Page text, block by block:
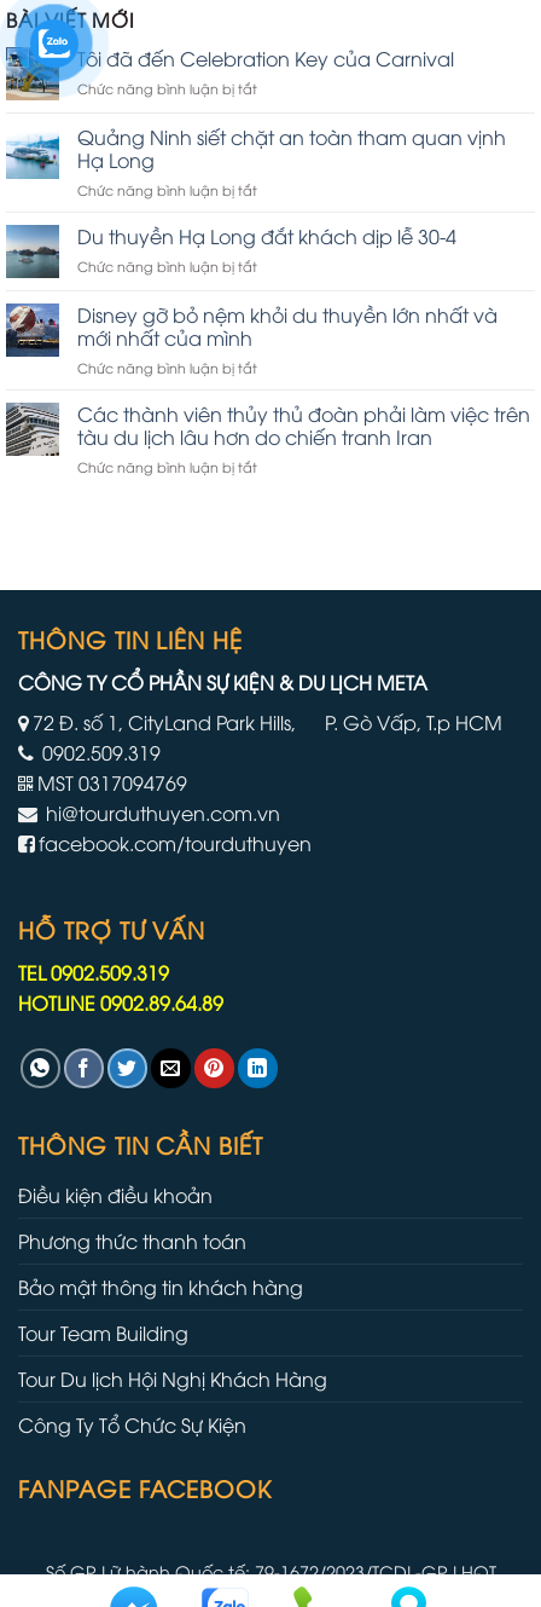
1.00
5
sao
BÀI VIẾT MỚI
Tôi đã đến Celebration Key của Carnival
Chức năng bình luận bị tắtở
đã
đến
Key
Carnival
Quảng Ninh siết chặt an toàn tham quan vịnh
Hạ Long
Chức năng bình luận bị tắtở
Ninh
siết
chặt
toàn
vịnh
Long
Du thuyền Hạ Long đắt khách dịp lễ 30-4
Chức năng bình luận bị tắtở
thuyền
Hạ
đắt
dịp
lễ
30-
4
Disney gỡ bỏ nệm khỏi du thuyền lớn nhất và
mới nhất của mình
Chức năng bình luận bị tắtở
bỏ
nệm
khỏi
mới
Các thành viên thủy thủ đoàn phải làm việc trên
tàu du lịch lâu hơn do chiến tranh Iran
Chức năng bình luận bị tắtở
đoàn
trên
tàu
lịch
chiến
Iran
THÔNG TIN LIÊN HỆ
CÔNG TY CỔ PHẦN SỰ KIỆN & DU LỊCH META
72 Đ. số 1, CityLand Park Hills, P. Gò Vấp, T.p HCM
0902.509.319
MST 0317094769
hi@tourduthuyen.com.vn
facebook.com/tourduthuyen
HỖ TRỢ TƯ VẤN
TEL 0902.509.319
HOTLINE 0902.89.64.89
THÔNG TIN CẦN BIẾT
Điều kiện điều khoản
Phương thức thanh toán
Bảo mật thông tin khách hàng
Tour Team Building
Tour Du lịch Hội Nghị Khách Hàng
Công Ty Tổ Chức Sự Kiện
FANPAGE FACEBOOK
Số GP Lữ hành Quốc tế: 79-1672/2023/TCDL-GP LHQT
Copyright 2026 ©
Một sản phẩm của META Event & Travel